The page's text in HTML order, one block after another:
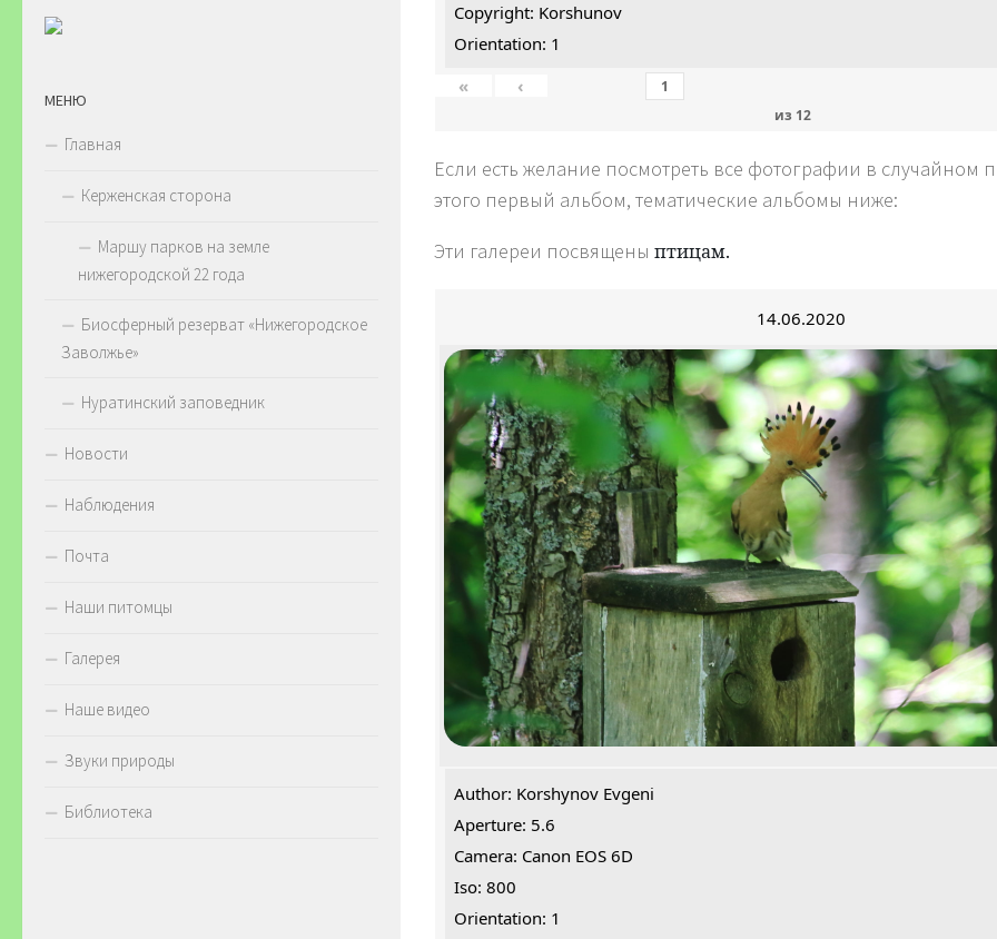
Copyright: Korshunov
Orientation: 1
«
‹
из 12
Если есть желание посмотреть все фотографии в случайном
этого первый альбом, тематические альбомы ниже:
Эти галереи посвящены птицам.
14.06.2020
Author: Korshynov Evgeni
Aperture: 5.6
Camera: Canon EOS 6D
Iso: 800
Orientation: 1
МЕНЮ
Главная
Керженская сторона
Маршу парков на земле
нижегородской 22 года
Биосферный резерват «Нижегородское
Заволжье»
Нуратинский заповедник
Новости
Наблюдения
Почта
Наши питомцы
Галерея
Наше видео
Звуки природы
Библиотека